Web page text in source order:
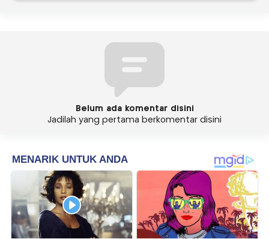
Belum ada komentar disini
Jadilah yang pertama berkomentar disini